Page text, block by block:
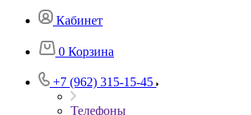
Кабинет
0 Корзина
+7 (962) 315-15-45
Телефоны